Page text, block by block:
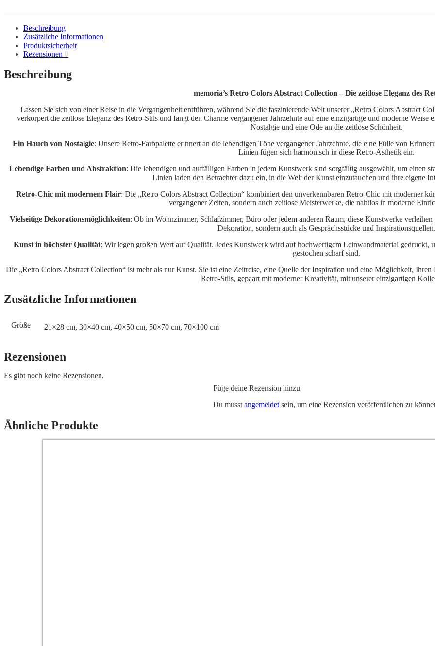
Beschreibung
Zusätzliche Informationen
Produktsicherheit
Rezensionen 0
Beschreibung
memoria’s Retro Colors Abstract Collection – Die zeitlose Eleganz des
Lassen Sie sich von einer Reise in die Vergangenheit entführen, während Sie die faszinierende Welt unserer „Retro Colors Abstract
verkörpert die zeitlose Eleganz des Retro-Stils und fängt den Charme vergangener Jahrzehnte auf eine einzigartige und moderne
Nostalgie und eine Ode an die zeitlose Schönheit.
Ein Hauch von Nostalgie: Unsere Retro-Farbpalette erinnert an die lebendigen Töne vergangener Jahrzehnte, die eine Fülle von
Linien fügen sich harmonisch in diese Retro-Ästhetik ein.
Lebendige Farben und Abstraktion: Die lebendigen und auffälligen Farben in jedem Kunstwerk sind sorgfältig ausgewählt, um einen
Linien laden den Betrachter dazu ein, in die Welt der Kunst einzutauchen und ihre eigene
Retro-Chic mit modernem Flair: Die „Retro Colors Abstract Collection“ kombiniert den unverkennbaren Retro-Chic mit moderner
vergangener Zeiten, sondern auch zeitlose Meisterwerke, die nahtlos in moderne
Vielseitige Dekorationsmöglichkeiten: Ob im Wohnzimmer, Schlafzimmer, Büro oder jedem anderen Raum, diese Kunstwerke
Dekoration, sondern auch als Gesprächsstücke und Inspirationsquellen.
Kunst in höchster Qualität: Wir legen großen Wert auf Qualität. Jedes Kunstwerk wird auf hochwertigem Leinwandmaterial gedruckt,
gestochen scharf sind.
Die „Retro Colors Abstract Collection“ ist mehr als nur Kunst. Sie ist eine Zeitreise, eine Quelle der Inspiration und eine Möglichkeit,
Retro-Stils, gepaart mit moderner Kreativität, mit unserer einzigartigen
Zusätzliche Informationen
Größe 21×28 cm, 30×40 cm, 40×50 cm, 50×70 cm, 70×100 cm
Rezensionen
Es gibt noch keine Rezensionen.
Füge deine Rezension hinzu
Du musst angemeldet sein, um eine Rezension veröffentlichen zu
Ähnliche Produkte